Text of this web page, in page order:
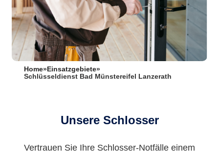
Home» Einsatzgebiete»
Schlüsseldienst Bad Münstereifel Lanzerath
Unsere Schlosser
Vertrauen Sie Ihre Schlosser-Notfälle einem